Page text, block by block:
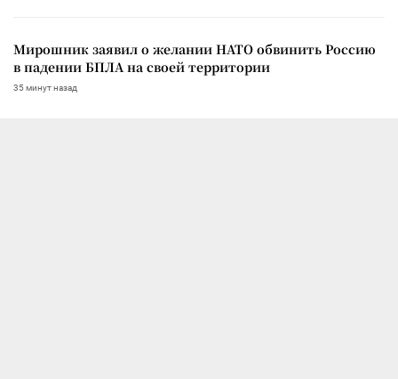
Мирошник заявил о желании НАТО обвинить Россию
в падении БПЛА на своей территории
35 минут назад